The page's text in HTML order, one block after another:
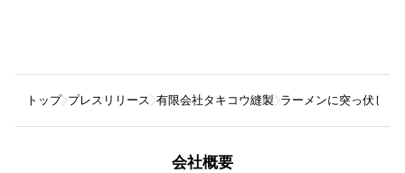
トップ プレスリリース 有限会社タキコウ縫製 ラーメンに突っ伏して
会社概要